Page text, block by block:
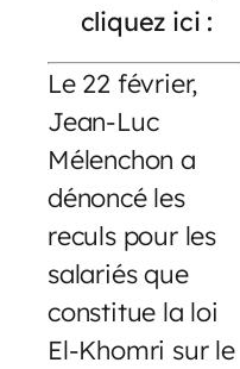
cliquez ici :
Le 22 février,
Jean-Luc
Mélenchon a
dénoncé les
reculs pour les
salariés que
constitue la loi
El-Khomri sur le